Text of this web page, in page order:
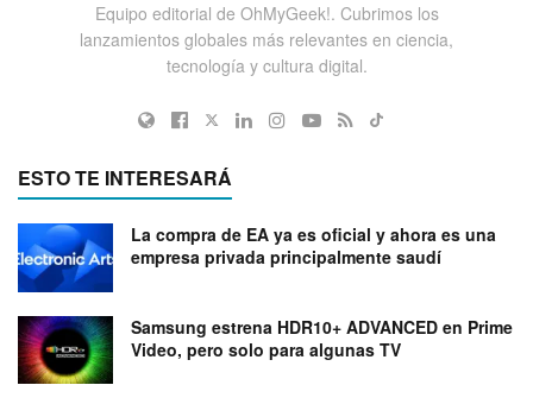
Equipo editorial de OhMyGeek!. Cubrimos los
lanzamientos globales más relevantes en ciencia,
tecnología y cultura digital.
ESTO TE INTERESARÁ
La compra de EA ya es oficial y ahora es una
empresa privada principalmente saudí
Samsung estrena HDR10+ ADVANCED en Prime
Video, pero solo para algunas TV